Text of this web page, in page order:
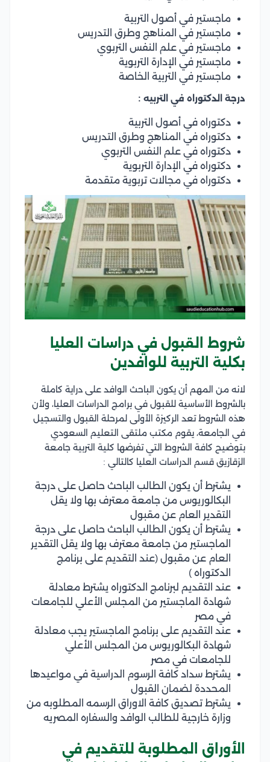
ماجستير في أصول التربية
ماجستير في المناهج وطرق التدريس
ماجستير في علم النفس التربوي
ماجستير في الإدارة التربوية
ماجستير في التربية الخاصة
درجة الدكتوراه في التربيه :
دكتوراه في أصول التربية
دكتوراه في المناهج وطرق التدريس
دكتوراه في علم النفس التربوي
دكتوراه في الإدارة التربوية
دكتوراه في مجالات تربوية متقدمة
شروط القبول في دراسات العليا
بكلية التربية للوافدين
لانه من المهم أن يكون الباحث الوافد على دراية كاملة
بالشروط الأساسية للقبول في برامج الدراسات العليا، ولأن
هذه الشروط تعد الركيزة الأولى لمرحلة القبول والتسجيل
في الجامعة، يقوم مكتب ملتقى التعليم السعودي
بتوضيح كافة الشروط التي تفرضها كلية التربية جامعة
الزقازيق قسم الدراسات العليا كالتالي :
يشترط أن يكون الطالب الباحث حاصل على درجة
البكالوريوس من جامعة معترف بها ولا يقل
التقدير العام عن مقبول
يشترط أن يكون الطالب الباحث حاصل على درجة
الماجستير من جامعة معترف بها ولا يقل التقدير
العام عن مقبول (عند التقديم على برنامج
الدكتوراه )
عند التقديم لبرنامج الدكتوراه يشترط معادلة
شهادة الماجستير من المجلس الأعلي للجامعات
في مصر
عند التقديم على برنامج الماجستير يجب معادلة
شهادة البكالوريوس من المجلس الأعلي
للجامعات في مصر
يشترط سداد كافة الرسوم الدراسية في مواعيدها
المحددة لضمان القبول
يشترط تصديق كافة الاوراق الرسمه المطلوبه من
وزارة خارجية للطالب الوافد والسفاره المصريه
الأوراق المطلوبة للتقديم في